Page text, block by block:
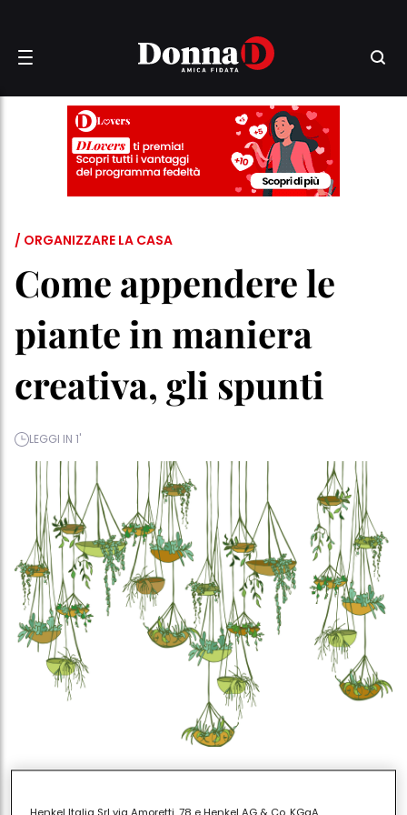
/ ORGANIZZARE LA CASA
Come appendere le
piante in maniera
creativa, gli spunti
LEGGI IN 1'